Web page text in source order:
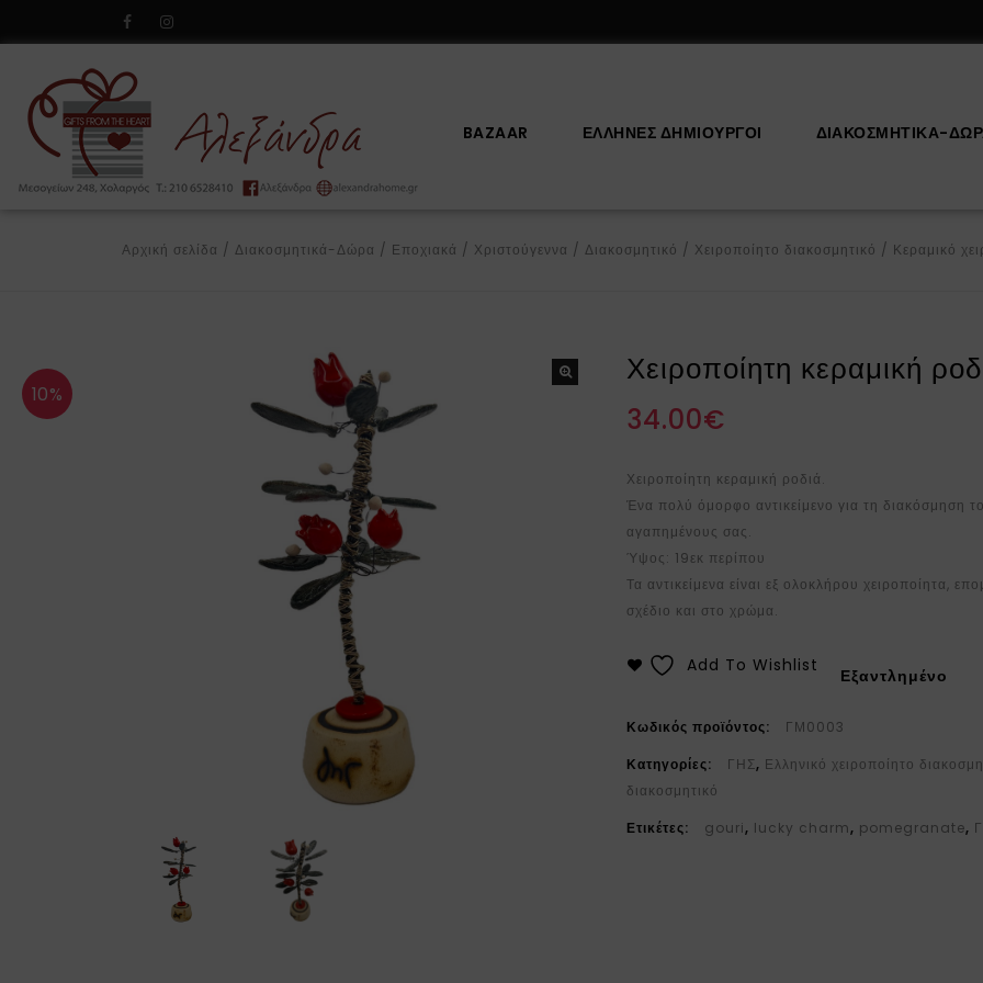
BAZAAR ΕΛΛΗΝΕΣ ΔΗΜΙΟΥΡΓΟΙ ΔΙΑΚΟΣΜΗΤΙΚΆ-
Αρχική σελίδα / Διακοσμητικά-Δώρα / Εποχιακά / Χριστούγεννα / Διακοσμητικό / Χειροποίητο διακοσμητικό / Κεραμικό
10%
Χειροποίητη κεραμική
34.00€
Χειροποίητη κεραμική ροδιά.
Ένα πολύ όμορφο αντικείμενο για τη διακόσμηση
αγαπημένους σας.
Ύψος: 19εκ περίπου
Τα αντικείμενα είναι εξ ολοκλήρου χειροποίητα,
σχέδιο και στο χρώμα.
Εξαντλημένο
Add To Wishlist
Κωδικός προϊόντος:
ΓΜ0003
Κατηγορίες:
ΓΗΣ, Ελληνικό χειροποίητο
διακοσμητικό
Ετικέτες:
gouri, lucky charm, pomegranate,